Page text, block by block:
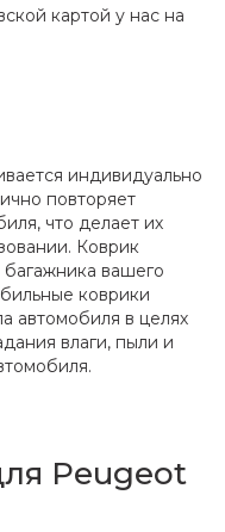
картой у нас на
индивидуально
повторяет
что делает их
Коврик
вашего
коврики
автомобиля в целях
влаги, пыли и
Peugeot